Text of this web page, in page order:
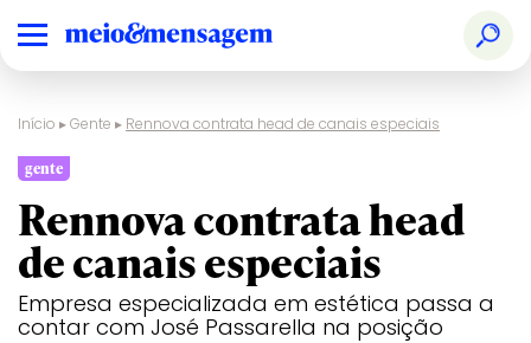
Início ▸Gente ▸ Rennova contrata head de canais especiais
gente
Rennova contrata head
de canais especiais
Empresa especializada em estética passa a
contar com José Passarella na posição